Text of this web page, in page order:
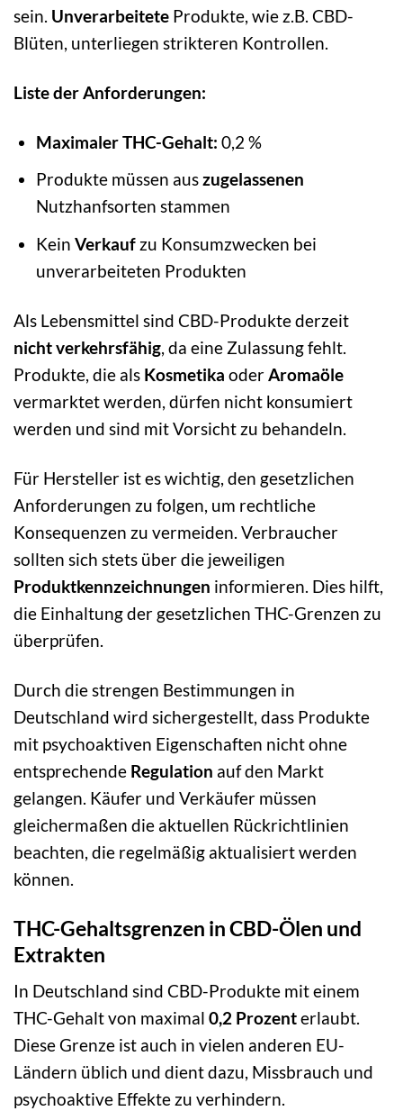
sein. Unverarbeitete Produkte, wie z.B. CBD-
Blüten, unterliegen strikteren Kontrollen.
Liste der Anforderungen:
Maximaler THC-Gehalt: 0,2 %
Produkte müssen auszugelassenen
Nutzhanfsorten stammen
Kein Verkaufzu Konsumzwecken bei
unverarbeiteten Produkten
Als Lebensmittel sind CBD-Produkte derzeit
nicht verkehrsfähig, da eine Zulassung fehlt.
Produkte, die als Kosmetika oderAromaöle
vermarktet werden, dürfen nicht konsumiert
werden und sind mit Vorsicht zu behandeln.
Für Hersteller ist es wichtig, den gesetzlichen
Anforderungen zu folgen, um rechtliche
Konsequenzen zu vermeiden. Verbraucher
sollten sich stets über die jeweiligen
Produktkennzeichnungen informieren. Dies hilft,
die Einhaltung der gesetzlichen THC-Grenzen zu
überprüfen.
Durch die strengen Bestimmungen in
Deutschland wird sichergestellt, dass Produkte
mit psychoaktiven Eigenschaften nicht ohne
entsprechende Regulation auf den Markt
gelangen. Käufer und Verkäufer müssen
gleichermaßen die aktuellen Rückrichtlinien
beachten, die regelmäßig aktualisiert werden
können.
THC-Gehaltsgrenzen in CBD-Ölen und
Extrakten
In Deutschland sind CBD-Produkte mit einem
THC-Gehalt von maximal 0,2 Prozenterlaubt.
Diese Grenze ist auch in vielen anderen EU-
Ländern üblich und dient dazu, Missbrauch und
psychoaktive Effekte zu verhindern.